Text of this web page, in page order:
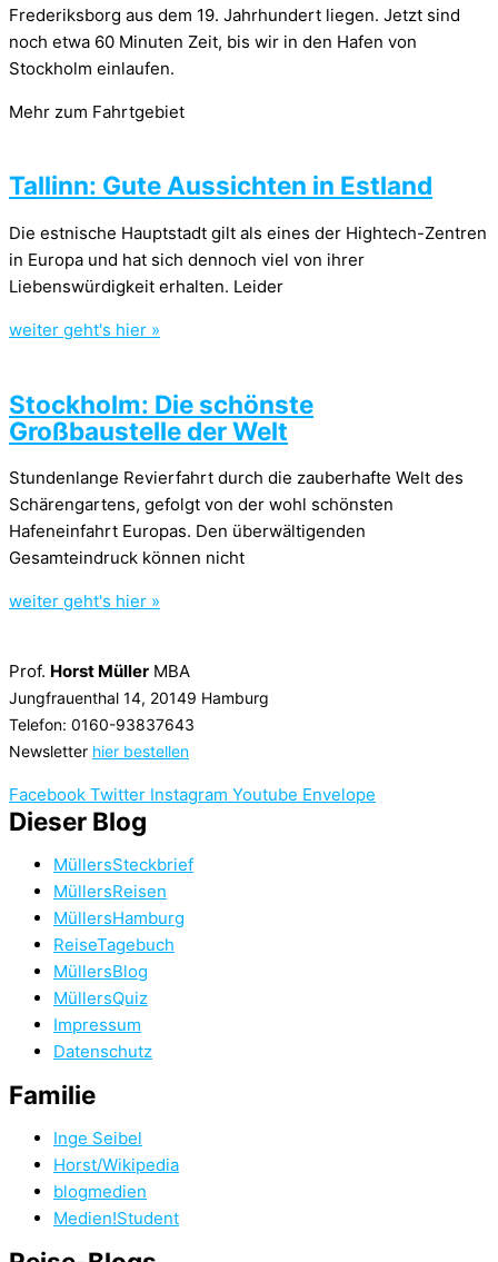
Frederiksborg aus dem 19. Jahrhundert liegen. Jetzt sind
noch etwa 60 Minuten Zeit, bis wir in den Hafen von
Stockholm einlaufen.
Mehr zum Fahrtgebiet
Tallinn: Gute Aussichten in Estland
Die estnische Hauptstadt gilt als eines der Hightech-Zentren
in Europa und hat sich dennoch viel von ihrer
Liebenswürdigkeit erhalten. Leider
weiter geht's hier »
Stockholm: Die schönste
Großbaustelle der Welt
Stundenlange Revierfahrt durch die zauberhafte Welt des
Schärengartens, gefolgt von der wohl schönsten
Hafeneinfahrt Europas. Den überwältigenden
Gesamteindruck können nicht
weiter geht's hier »
Prof. Horst Müller MBA
Jungfrauenthal 14, 20149 Hamburg
Telefon: 0160-93837643
Newsletter hier bestellen
Facebook Twitter Instagram Youtube Envelope
Dieser Blog
MüllersSteckbrief
MüllersReisen
MüllersHamburg
ReiseTagebuch
MüllersBlog
MüllersQuiz
Impressum
Datenschutz
Familie
Inge Seibel
Horst/Wikipedia
blogmedien
Medien!Student